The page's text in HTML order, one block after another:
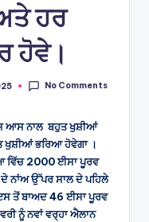
ਹਰ
ਹੋਵੇ।
No Comments
ਆਸ ਨਾਲ ਬਹੁਤ ਖੁਸ਼ੀਆਂ
ਖੁਸ਼ੀਆਂ ਭਰਿਆ ਹੋਵੇਗਾ ।
ਵਿੱਚ 2000 ਈਸਾ ਪੂਰਵ
ਨਾਂਅ ਉੱਪਰ ਸਾਲ ਦੇ ਪਹਿਲੇ
ਤੋਂ ਬਾਅਦ 46 ਈਸਾ ਪੂਰਵ
ਨੂੰ ਨਵਾਂ ਵਰ੍ਹਾ ਐਲਾਨ